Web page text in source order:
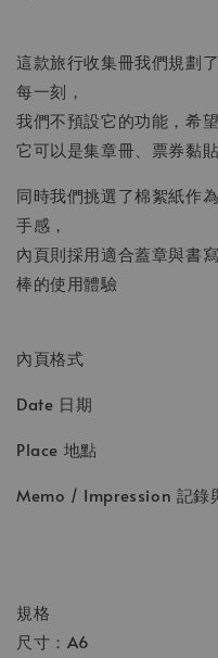
這款旅行收集冊我們規劃
每一刻，
我們不預設它的功能，希
它可以是集章冊、票券黏
同時我們挑選了棉絮紙作
手感，
內頁則採用適合蓋章與書
棒的使用體驗
內頁格式
Date 日期
Place 地點
Memo / Impression 記錄
規格
尺寸：A6